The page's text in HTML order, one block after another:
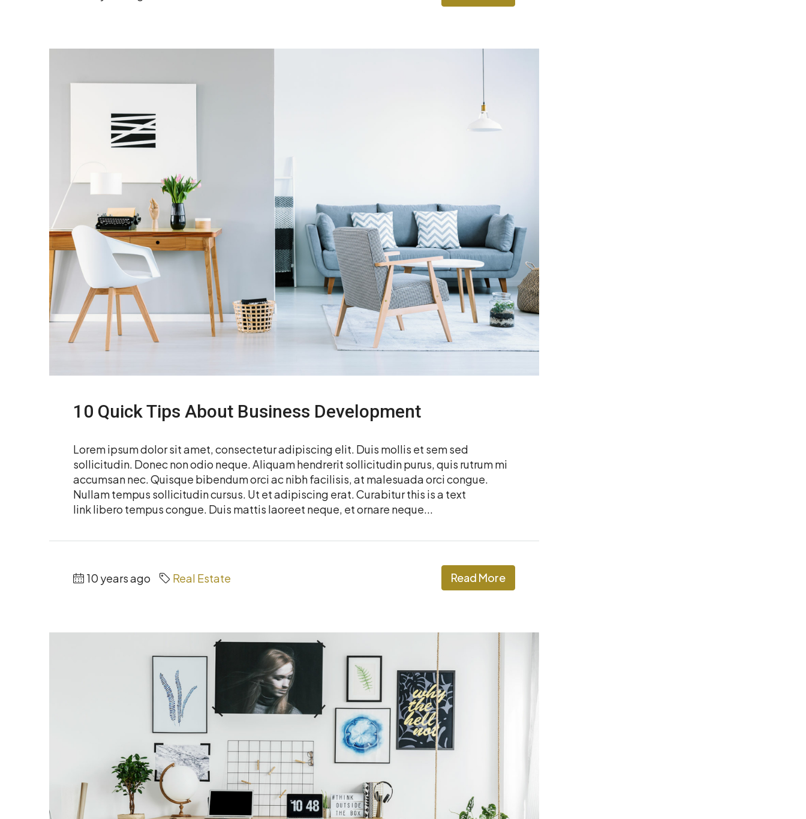
10 Quick Tips About Business Development
Lorem ipsum dolor sit amet, consectetur adipiscing elit. Duis mollis et sem sed
sollicitudin. Donec non odio neque. Aliquam hendrerit sollicitudin purus, quis rutrum mi
accumsan nec. Quisque bibendum orci ac nibh facilisis, at malesuada orci congue.
Nullam tempus sollicitudin cursus. Ut et adipiscing erat. Curabitur this is a text
link libero tempus congue. Duis mattis laoreet neque, et ornare neque...
10 years ago Real Estate Read More